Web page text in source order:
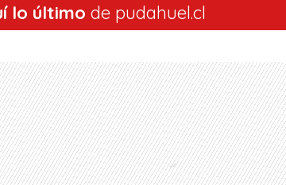
lo último de pudahuel.cl